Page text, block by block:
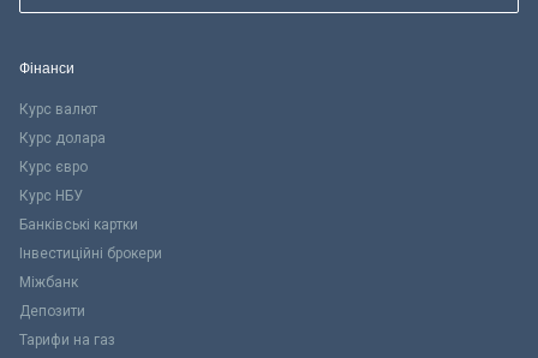
Фінанси
Курс валют
Курс долара
Курс євро
Курс НБУ
Банківські картки
Інвестиційні брокери
Міжбанк
Депозити
Тарифи на газ